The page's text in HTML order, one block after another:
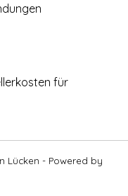
für
Lücken - Powered by